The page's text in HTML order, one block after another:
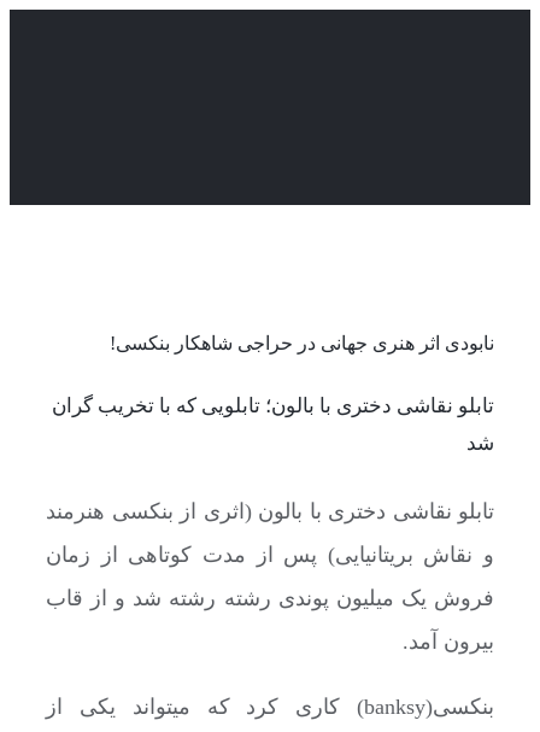
نابودی اثر هنری جهانی در حراجی شاهکار بنکسی!
تابلو نقاشی دختری با بالون؛ تابلویی که با تخریب گران
شد
تابلو نقاشی دختری با بالون (اثری از بنکسی هنرمند
و نقاش بریتانیایی) پس از مدت کوتاهی از زمان
فروش یک میلیون پوندی رشته رشته شد و از قاب
بیرون آمد.
بنکسی(banksy) کاری کرد که میتواند یکی از